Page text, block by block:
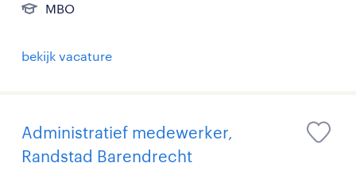
MBO
bekijk vacature
Administratief medewerker,
Randstad Barendrecht